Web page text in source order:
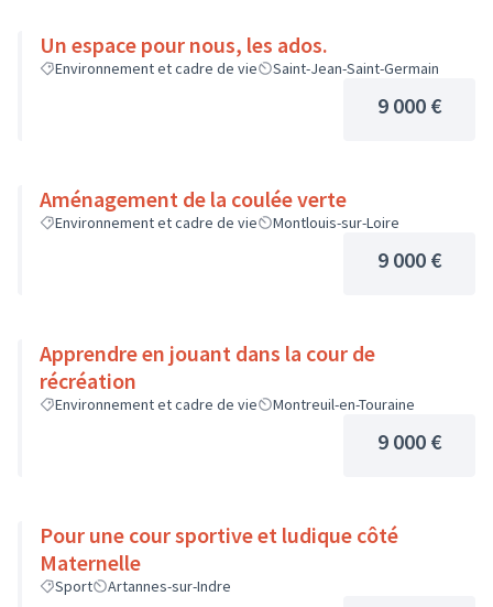
Un espace pour nous, les ados.
Environnement et cadre de vie Saint-Jean-Saint-Germain
9 000 €
Aménagement de la coulée verte
Environnement et cadre de vie Montlouis-sur-Loire
9 000 €
Apprendre en jouant dans la cour de
récréation
Environnement et cadre de vie Montreuil-en-Touraine
9 000 €
Pour une cour sportive et ludique côté
Maternelle
Sport Artannes-sur-Indre